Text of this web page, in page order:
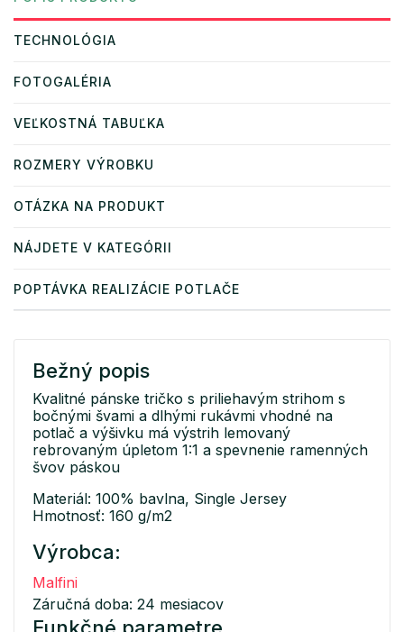
TECHNOLÓGIA
FOTOGALÉRIA
VEĽKOSTNÁ TABUĽKA
ROZMERY VÝROBKU
OTÁZKA NA PRODUKT
NÁJDETE V KATEGÓRII
POPTÁVKA REALIZÁCIE POTLAČE
Bežný popis
Kvalitné pánske tričko s priliehavým strihom s
bočnými švami a dlhými rukávmi vhodné na
potlač a výšivku má výstrih lemovaný
rebrovaným úpletom 1:1 a spevnenie ramenných
švov páskou
Materiál: 100% bavlna, Single Jersey
Hmotnosť: 160 g/m2
Výrobca:
Malfini
Záručná doba: 24 mesiacov
Funkčné parametre